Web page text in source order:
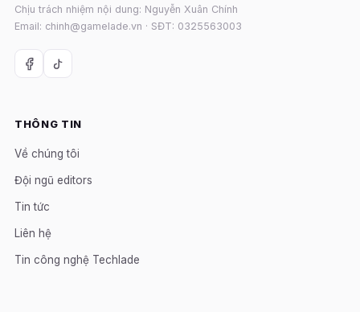
Chịu trách nhiệm nội dung: Nguyễn Xuân Chính
Email: chinh@gamelade.vn · SĐT: 0325563003
THÔNG TIN
Về chúng tôi
Đội ngũ editors
Tin tức
Liên hệ
Tin công nghệ Techlade